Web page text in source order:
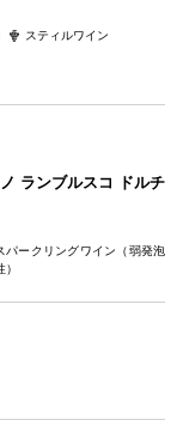
スティルワイン
ランブルスコ ドルチ
パークリングワイン（弱発泡
）